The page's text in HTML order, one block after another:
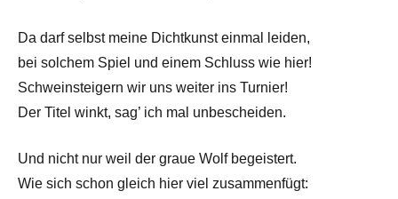
Da darf selbst meine Dichtkunst einmal leiden,
bei solchem Spiel und einem Schluss wie hier!
Schweinsteigern wir uns weiter ins Turnier!
Der Titel winkt, sag’ ich mal unbescheiden.
Und nicht nur weil der graue Wolf begeistert.
Wie sich schon gleich hier viel zusammenfügt: